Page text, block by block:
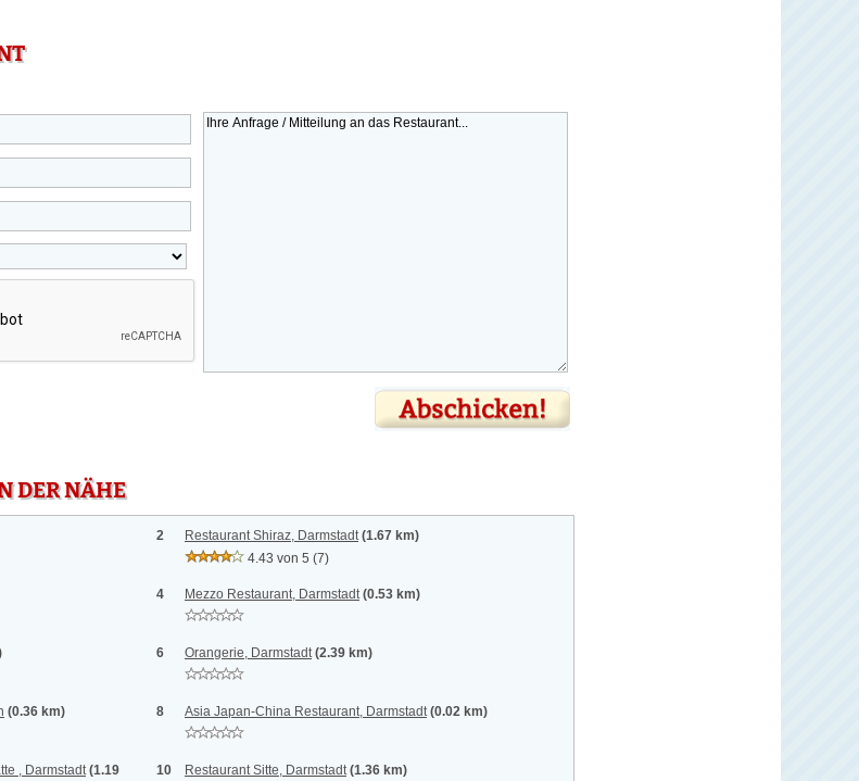
DER NÄHE
2 Restaurant Shiraz, Darmstadt (1.67 km)
4.43 von 5 (7)
4 Mezzo Restaurant, Darmstadt (0.53 km)
6 Orangerie, Darmstadt (2.39 km)
(0.36 km)
8 Asia Japan-China Restaurant, Darmstadt (0.02 km)
, Darmstadt (1.19 10 Restaurant Sitte, Darmstadt (1.36 km)